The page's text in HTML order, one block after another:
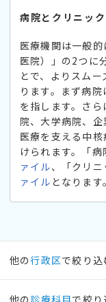
病院とクリニッ
医療機関は一般的
医院）」の2つに
とで、よりスム
ります。まず病
を指します。さ
院、大学病院、
医療を支える中
けられます。「
ァイル、「クリ
ァイル となります。
他の行政区で絞り込
他の 診療科目で絞り